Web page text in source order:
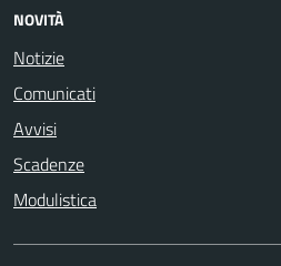
NOVITÀ
Notizie
Comunicati
Avvisi
Scadenze
Modulistica